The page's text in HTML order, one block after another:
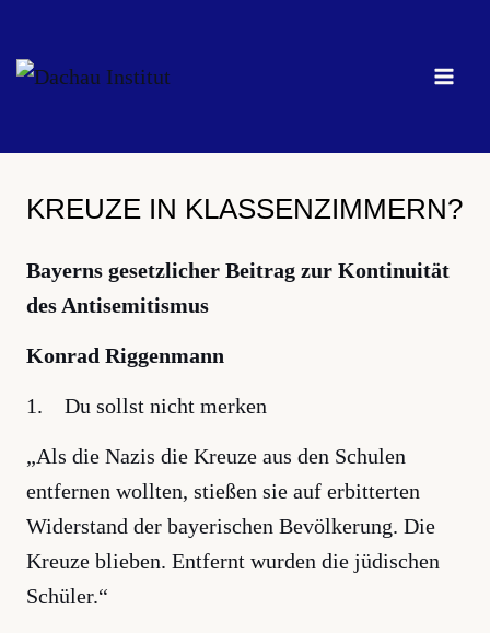
springen
KREUZE IN KLASSENZIMMERN?
Bayerns gesetzlicher Beitrag zur Kontinuität
des Antisemitismus
Konrad Riggenmann
1. Du sollst nicht merken
„Als die Nazis die Kreuze aus den Schulen
entfernen wollten, stießen sie auf erbitterten
Widerstand der bayerischen Bevölkerung. Die
Kreuze blieben. Entfernt wurden die jüdischen
Schüler.“